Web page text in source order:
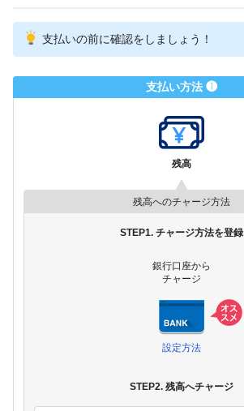
支払いの前に確認をしましょう！
支払い方法 ❶
残高
残高へのチャージ方法
STEP1. チャージ方法を登録
銀行口座から
チャージ
設定方法
STEP2. 残高へチャージ